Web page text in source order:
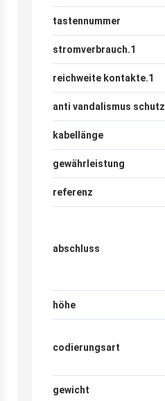
tastennummer
stromverbrauch.1
reichweite kontakte.1
anti vandalismus schutz
kabellänge
gewährleistung
referenz
abschluss
höhe
codierungsart
gewicht